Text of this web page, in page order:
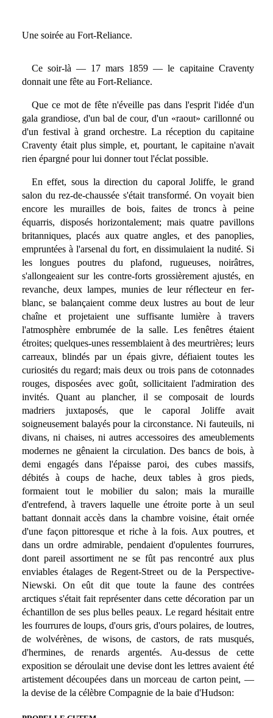
Une soirée au Fort-Reliance.
Ce soir-là — 17 mars 1859 — le capitaine Craventy
donnait une fête au Fort-Reliance.
Que ce mot de fête n'éveille pas dans l'esprit l'idée d'un
gala grandiose, d'un bal de cour, d'un «raout» carillonné ou
d'un festival à grand orchestre. La réception du capitaine
Craventy était plus simple, et, pourtant, le capitaine n'avait
rien épargné pour lui donner tout l'éclat possible.
En effet, sous la direction du caporal Joliffe, le grand
salon du rez-de-chaussée s'était transformé. On voyait bien
encore les murailles de bois, faites de troncs à peine
équarris, disposés horizontalement; mais quatre pavillons
britanniques, placés aux quatre angles, et des panoplies,
empruntées à l'arsenal du fort, en dissimulaient la nudité. Si
les longues poutres du plafond, rugueuses, noirâtres,
s'allongeaient sur les contre-forts grossièrement ajustés, en
revanche, deux lampes, munies de leur réflecteur en fer-
blanc, se balançaient comme deux lustres au bout de leur
chaîne et projetaient une suffisante lumière à travers
l'atmosphère embrumée de la salle. Les fenêtres étaient
étroites; quelques-unes ressemblaient à des meurtrières; leurs
carreaux, blindés par un épais givre, défiaient toutes les
curiosités du regard; mais deux ou trois pans de cotonnades
rouges, disposées avec goût, sollicitaient l'admiration des
invités. Quant au plancher, il se composait de lourds
madriers juxtaposés, que le caporal Joliffe avait
soigneusement balayés pour la circonstance. Ni fauteuils, ni
divans, ni chaises, ni autres accessoires des ameublements
modernes ne gênaient la circulation. Des bancs de bois, à
demi engagés dans l'épaisse paroi, des cubes massifs,
débités à coups de hache, deux tables à gros pieds,
formaient tout le mobilier du salon; mais la muraille
d'entrefend, à travers laquelle une étroite porte à un seul
battant donnait accès dans la chambre voisine, était ornée
d'une façon pittoresque et riche à la fois. Aux poutres, et
dans un ordre admirable, pendaient d'opulentes fourrures,
dont pareil assortiment ne se fût pas rencontré aux plus
enviables étalages de Regent-Street ou de la Perspective-
Niewski. On eût dit que toute la faune des contrées
arctiques s'était fait représenter dans cette décoration par un
échantillon de ses plus belles peaux. Le regard hésitait entre
les fourrures de loups, d'ours gris, d'ours polaires, de loutres,
de wolvérènes, de wisons, de castors, de rats musqués,
d'hermines, de renards argentés. Au-dessus de cette
exposition se déroulait une devise dont les lettres avaient été
artistement découpées dans un morceau de carton peint, —
la devise de la célèbre Compagnie de la baie d'Hudson: